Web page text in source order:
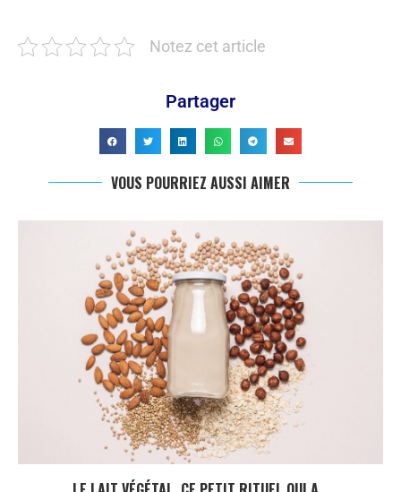
Notez cet article
Partager
VOUS POURRIEZ AUSSI AIMER